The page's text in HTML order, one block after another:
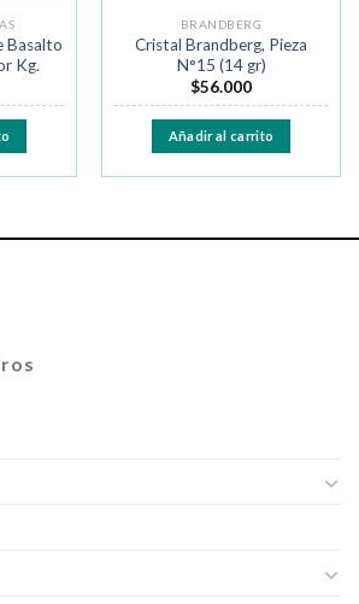
Basalto
Kg.
BRANDBERG
Cristal Brandberg, Pieza
N°15 (14 gr)
$56.000
Añadir al carrito